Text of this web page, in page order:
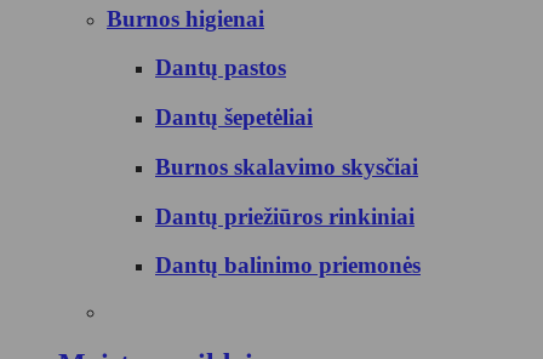
Burnos higienai
Dantų pastos
Dantų šepetėliai
Burnos skalavimo skysčiai
Dantų priežiūros rinkiniai
Dantų balinimo priemonės